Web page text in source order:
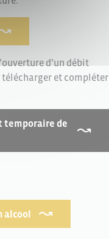
d’un débit
télécharger et compléter
temporaire de